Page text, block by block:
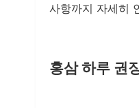
사항까지 자세히
홍삼 하루 권